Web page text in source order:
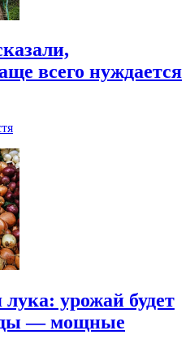
всего нуждается
урожай будет
— мощные